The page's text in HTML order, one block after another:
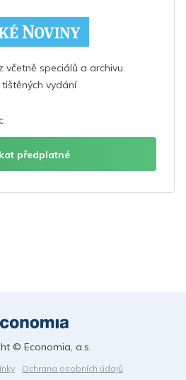
včetně speciálů a archivu
vydání
předplatné
Ochrana osobních údajů
© Economia, a.s.